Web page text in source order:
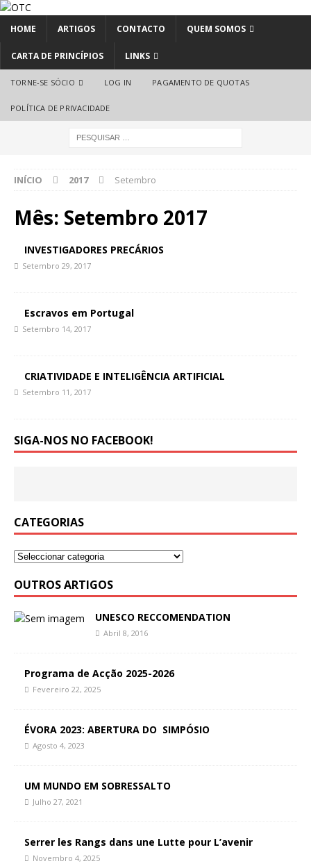
HOME ARTIGOS CONTACTO QUEM SOMOS
CARTA DE PRINCÍPIOS LINKS
TORNE-SE SÓCIO LOG IN PAGAMENTO DE QUOTAS
POLÍTICA DE PRIVACIDADE
INÍCIO 2017 Setembro
Mês: Setembro 2017
INVESTIGADORES PRECÁRIOS
Setembro 29, 2017
Escravos em Portugal
Setembro 14, 2017
CRIATIVIDADE E INTELIGÊNCIA ARTIFICIAL
Setembro 11, 2017
SIGA-NOS NO FACEBOOK!
CATEGORIAS
OUTROS ARTIGOS
UNESCO RECCOMENDATION
Abril 8, 2016
Programa de Acção 2025-2026
Fevereiro 22, 2025
ÉVORA 2023: ABERTURA DO SIMPÓSIO
Agosto 4, 2023
UM MUNDO EM SOBRESSALTO
Julho 27, 2021
Serrer les Rangs dans une Lutte pour L’avenir
Novembro 4, 2025